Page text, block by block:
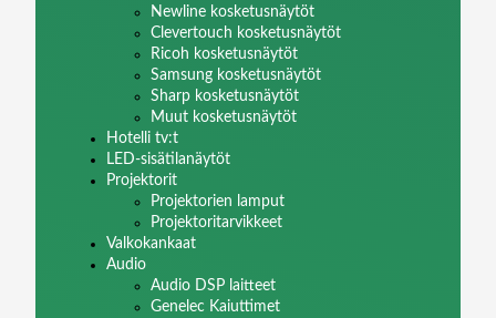
Newline kosketusnäytöt
Clevertouch kosketusnäytöt
Ricoh kosketusnäytöt
Samsung kosketusnäytöt
Sharp kosketusnäytöt
Muut kosketusnäytöt
Hotelli tv:t
LED-sisätilanäytöt
Projektorit
Projektorien lamput
Projektoritarvikkeet
Valkokankaat
Audio
Audio DSP laitteet
Genelec Kaiuttimet